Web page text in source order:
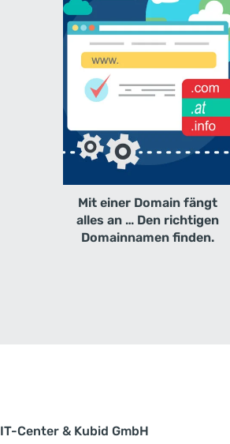
Mit einer Domain fängt
alles an … Den richtigen
Domainnamen finden.
IT-Center & Kubid GmbH